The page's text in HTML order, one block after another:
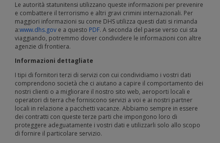
Le autorità statunitensi utilizzano queste informazioni per prevenire
e combattere il terrorismo e altri gravi crimini internazionali. Per
maggiori informazioni su come DHS utilizza questi dati si rimanda
a:www.dhs.gov e a questo PDF. A seconda del paese verso cui sta
viaggiando, potremmo dover condividere le informazioni con altre
agenzie di frontiera.
Informazioni dettagliate
I tipi di fornitori terzi di servizi con cui condividiamo i vostri dati
comprendono società che ci aiutano a capire il comportamento dei
nostri clienti o a migliorare il nostro sito web, aeroporti locali e
operatori di terra che forniscono servizi a voi e ai nostri partner
locali in relazione a pacchetti vacanze. Abbiamo sempre in essere
dei contratti con queste terze parti che impongono loro di
proteggere adeguatamente i vostri dati e utilizzarli solo allo scopo
di fornire il particolare servizio.